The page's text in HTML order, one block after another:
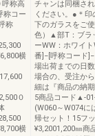
称高
称コー
称
横
０
横
チャンは同梱さ
ください。●＊
下のガラスをご
色）▲部T：ブラ
ーWW：ホワイ
番]−[呼称コード
場出荷までの日
場合の、受注か
細は『商品の納
5商品コード▲-
(W060～W074に
帰セット！15フ
¥3,2001,200㎜商